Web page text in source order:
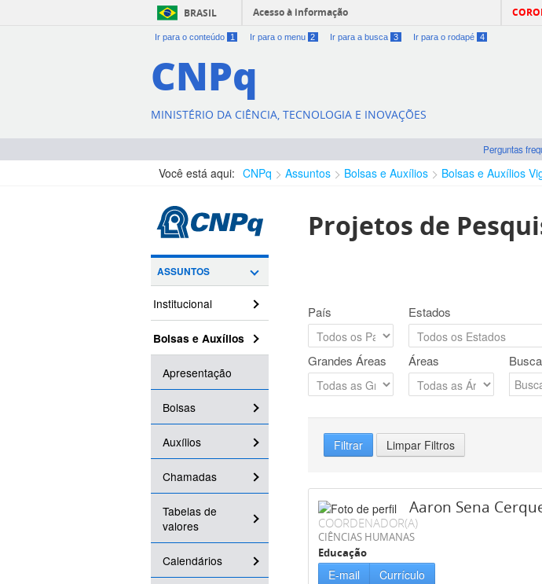
BRASIL Acesso à informação
Ir para o conteúdo 1 Ir para o menu 2 Ir para a busca 3 Ir para o rodapé 4
CNPq
MINISTÉRIO DA CIÊNCIA, TECNOLOGIA E INOVAÇÕES
Perguntas
Você está aqui: CNPq Assuntos Bolsas e Auxílios Bolsas e Auxílios
ASSUNTOS
Institucional
Bolsas e Auxílios
Apresentação
Bolsas
Auxílios
Chamadas
Tabelas de
valores
Calendários
Projetos de
País Estados
Grandes Áreas Áreas Busca
Filtrar Limpar Filtros
Aaron Sena
COORDENADOR(A)
CIÊNCIAS HUMANAS
Educação
E-mail Currículo